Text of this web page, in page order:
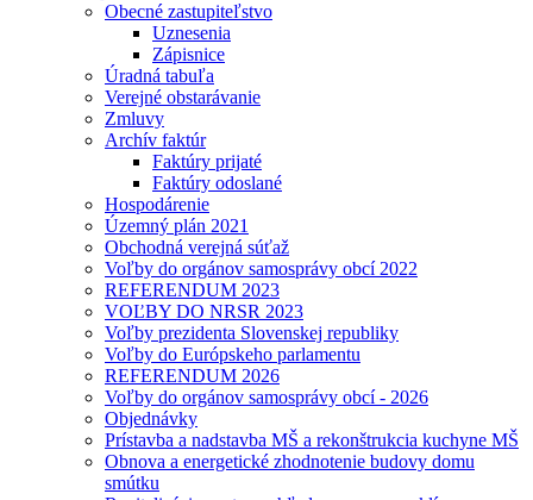
Obecné zastupiteľstvo
Uznesenia
Zápisnice
Úradná tabuľa
Verejné obstarávanie
Zmluvy
Archív faktúr
Faktúry prijaté
Faktúry odoslané
Hospodárenie
Územný plán 2021
Obchodná verejná súťaž
Voľby do orgánov samosprávy obcí 2022
REFERENDUM 2023
VOĽBY DO NRSR 2023
Voľby prezidenta Slovenskej republiky
Voľby do Európskeho parlamentu
REFERENDUM 2026
Voľby do orgánov samosprávy obcí - 2026
Objednávky
Prístavba a nadstavba MŠ a rekonštrukcia kuchyne MŠ
Obnova a energetické zhodnotenie budovy domu
smútku